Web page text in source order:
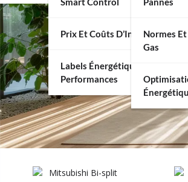
Prix Et Coûts D’Installation
Labels Énergétiques Et
Performances
Normes
Gas